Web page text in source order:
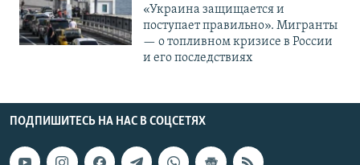
«Украина защищается и
поступает правильно». Мигранты
— о топливном кризисе в России
и его последствиях
ПОДПИШИТЕСЬ НА НАС В СОЦСЕТЯХ